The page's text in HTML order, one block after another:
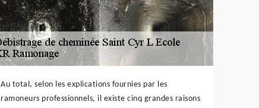
Au total, selon les explications fournies par les
ramoneurs professionnels, il existe cinq grandes raisons